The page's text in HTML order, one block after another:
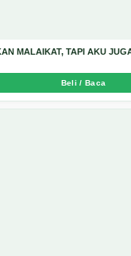
MALAIKAT, TAPI AKU
Beli / Baca